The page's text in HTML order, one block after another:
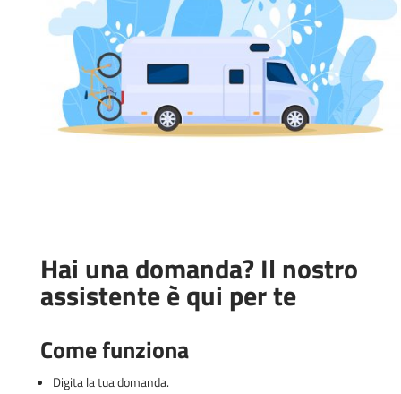
Hai una domanda? Il nostro
assistente è qui per te
Come funziona
Digita la tua domanda.